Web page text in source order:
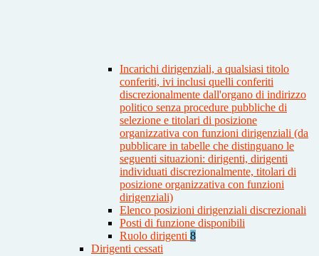
Incarichi dirigenziali, a qualsiasi titolo
conferiti, ivi inclusi quelli conferiti
discrezionalmente dall'organo di indirizzo
politico senza procedure pubbliche di
selezione e titolari di posizione
organizzativa con funzioni dirigenziali (da
pubblicare in tabelle che distinguano le
seguenti situazioni: dirigenti, dirigenti
individuati discrezionalmente, titolari di
posizione organizzativa con funzioni
dirigenziali)
Elenco posizioni dirigenziali discrezionali
Posti di funzione disponibili
Ruolo dirigenti 8
Dirigenti cessati